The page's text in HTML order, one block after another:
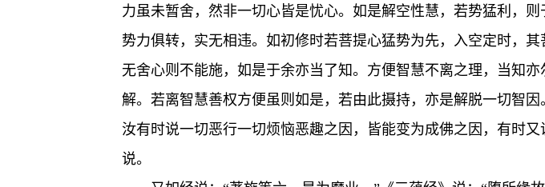
力虽未暂舍，然非一切心皆是忧心。如是解空性慧，若势猛利，
势力俱转，实无相违。如初修时若菩提心猛势为先，入空定时，
无舍心则不能施，如是于余亦当了知。方便智慧不离之理，当知
解。若离智慧善权方便虽则如是，若由此摄持，亦是解脱一切智
汝有时说一切恶行一切烦恼恶趣之因，皆能变为成佛之因，有时
说。